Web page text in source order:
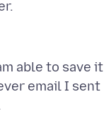
able to save it
email I sent